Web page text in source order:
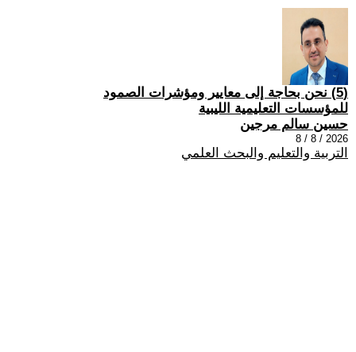
(5) نحن بحاجة إلى معايير ومؤشرات الصمود
للمؤسسات التعليمية الليبية
حسين سالم مرجين
2026 / 8 / 8
التربية والتعليم والبحث العلمي